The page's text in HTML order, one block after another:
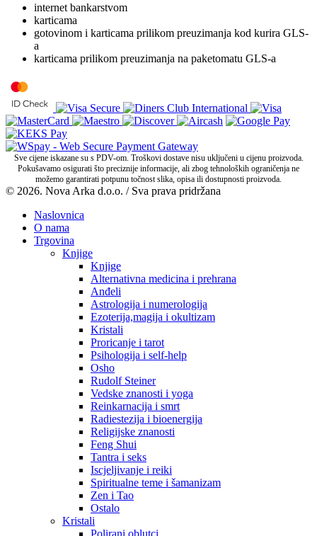
internet bankarstvom
karticama
gotovinom i karticama prilikom preuzimanja kod kurira GLS-
a
karticama prilikom preuzimanja na paketomatu GLS-a
Sve cijene iskazane su s PDV-om. Troškovi dostave nisu uključeni u cijenu proizvoda.
Pokušavamo osigurati što preciznije informacije, ali zbog tehnoloških ograničenja ne
možemo garantirati potpunu točnost slika, opisa ili dostupnosti proizvoda.
© 2026. Nova Arka d.o.o. / Sva prava pridržana
Naslovnica
O nama
Trgovina
Knjige
Knjige
Alternativna medicina i prehrana
Anđeli
Astrologija i numerologija
Ezoterija,magija i okultizam
Kristali
Proricanje i tarot
Psihologija i self-help
Osho
Rudolf Steiner
Vedske znanosti i yoga
Reinkarnacija i smrt
Radiestezija i bioenergija
Religijske znanosti
Feng Shui
Tantra i seks
Iscjeljivanje i reiki
Spiritualne teme i šamanizam
Zen i Tao
Ostalo
Kristali
Polirani oblutci